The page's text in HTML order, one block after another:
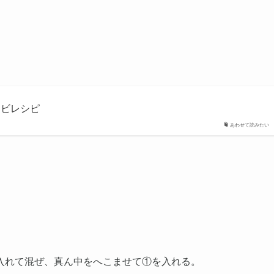
あわせて読みたい
レシピ
て混ぜ、真ん中をへこませて①を入れる。